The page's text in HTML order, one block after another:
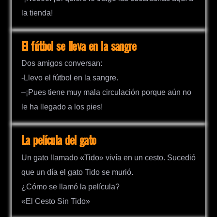
la tienda!
El fútbol se lleva en la sangre
Dos amigos conversan:
-Llevo el fútbol en la sangre.
–¡Pues tiene muy mala circulación porque aún no
le ha llegado a los pies!
La película del gato
Un gato llamado «Tido» vivía en un cesto. Sucedió
que un día el gato Tido se murió.
¿Cómo se llamó la película?
«El Cesto Sin Tido»